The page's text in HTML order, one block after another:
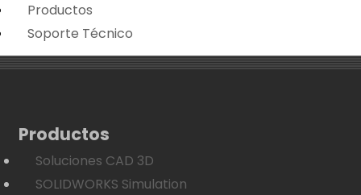
Productos
Soporte Técnico
Productos
Soluciones CAD 3D
SOLIDWORKS Simulation